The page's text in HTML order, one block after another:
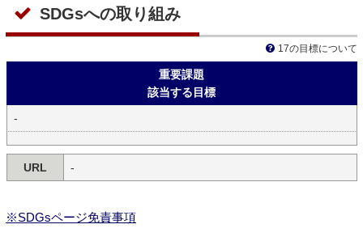
SDGsへの取り組み
17の目標について
重要課題
該当する目標
-
URL -
※SDGsページ免責事項